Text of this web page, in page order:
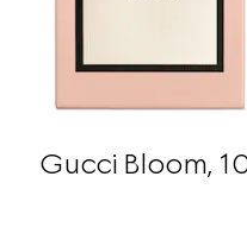
Gucci Bloom,